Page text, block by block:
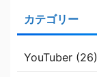
カテゴリー
YouTuber (26)